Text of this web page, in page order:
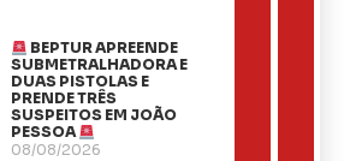
BEPTUR APREENDE
SUBMETRALHADORA E
DUAS PISTOLAS E
PRENDE TRÊS
SUSPEITOS EM JOÃO
PESSOA
08/08/2026